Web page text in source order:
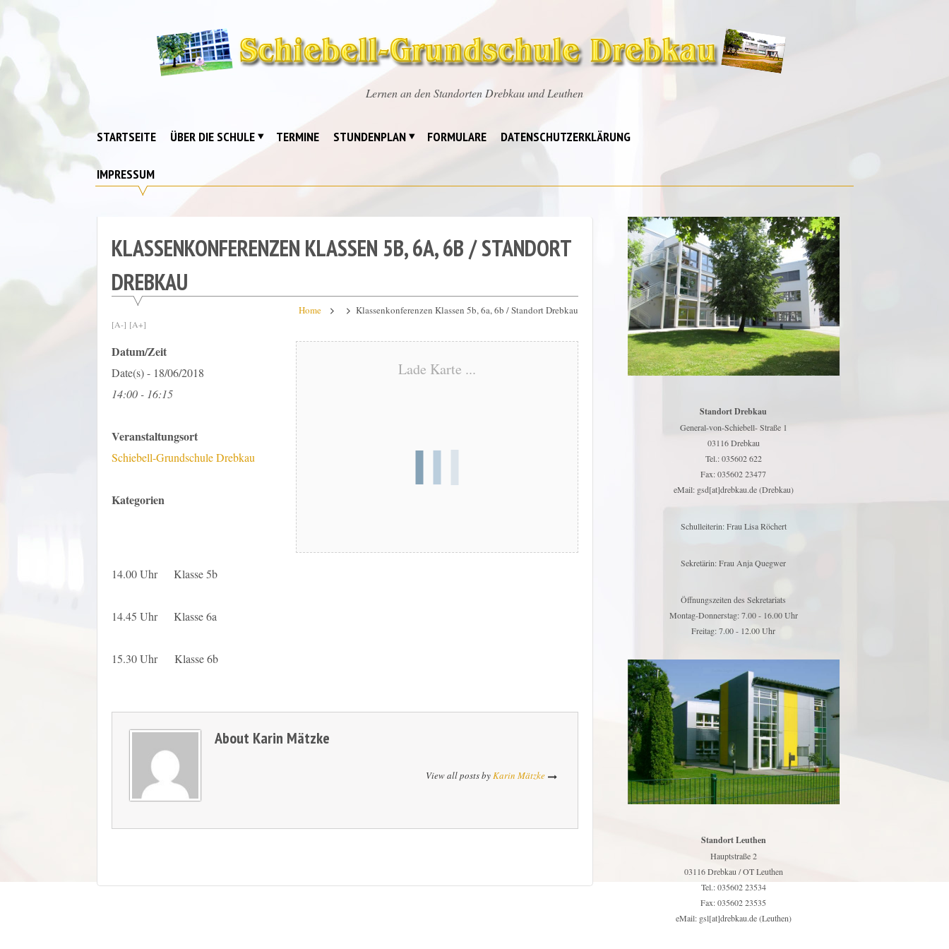
Drebkau
Lernen an den Standorten Drebkau und Leuthen
STARTSEITE ÜBER DIE SCHULE TERMINE STUNDENPLAN FORMULARE DATENSCHUTZERKLÄRUNG
IMPRESSUM
KLASSENKONFERENZEN KLASSEN 5B, 6A, 6B / STANDORT
DREBKAU
Home Klassenkonferenzen Klassen 5b, 6a, 6b / Standort Drebkau
[A-] [A+]
Lade Karte ...
Datum/Zeit
Date(s) - 18/06/2018
14:00 - 16:15
Veranstaltungsort
Schiebell-Grundschule Drebkau
Kategorien
14.00 Uhr Klasse 5b
14.45 Uhr Klasse 6a
15.30 Uhr Klasse 6b
About Karin Mätzke
View all posts byKarin Mätzke
Standort Drebkau
General-von-Schiebell- Straße 1
03116 Drebkau
Tel.: 035602 622
Fax: 035602 23477
eMail: gsd[at]drebkau.de (Drebkau)
Schulleiterin: Frau Lisa Röchert
Sekretärin: Frau Anja Quegwer
Öffnungszeiten des Sekretariats
Montag-Donnerstag: 7.00 - 16.00 Uhr
Freitag: 7.00 - 12.00 Uhr
Standort Leuthen
Hauptstraße 2
03116 Drebkau / OT Leuthen
Tel.: 035602 23534
Fax: 035602 23535
eMail: gsl[at]drebkau.de (Leuthen)